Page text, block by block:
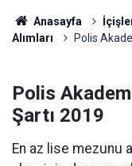
Anasayfa
Alımları
Polis
Polis
Şartı 2019
En az lise mezunu